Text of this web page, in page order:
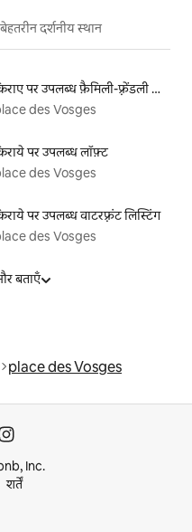
दर्शनीय स्थान
किराए पर उपलब्ध फ़ैमिली-फ़्रेंडली लिस्टिंग
des Vosges
पर उपलब्ध लॉफ़्ट
des Vosges
पर उपलब्ध वाटरफ़्रंट लिस्टिंग
des Vosges
बताएँ
place des Vosges
Inc.
शर्तें